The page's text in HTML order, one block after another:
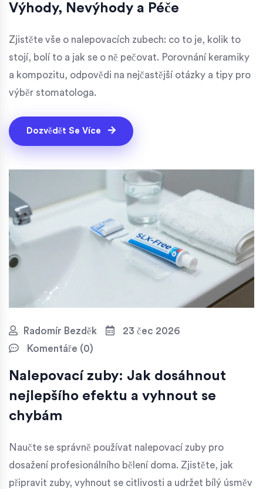
Výhody, Nevýhody a Péče
Zjistěte vše o nalepovacích zubech: co to je, kolik to
stojí, bolí to a jak se o ně pečovat. Porovnání keramiky
a kompozitu, odpovědi na nejčastější otázky a tipy pro
výběr stomatologa.
Dozvědět Se Více
Radomír Bezděk
23 čec 2026
Komentáře (0)
Nalepovací zuby: Jak dosáhnout
nejlepšího efektu a vyhnout se
chybám
Naučte se správně používat nalepovací zuby pro
dosažení profesionálního bělení doma. Zjistěte, jak
připravit zuby, vyhnout se citlivosti a udržet bílý úsměv